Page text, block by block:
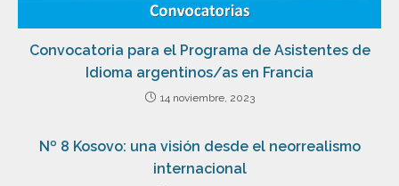
Convocatoria para el Programa de Asistentes de
Idioma argentinos/as en Francia
14 noviembre, 2023
Nº 8 Kosovo: una visión desde el neorrealismo
internacional